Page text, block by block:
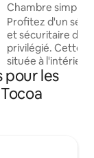
Chambre simple
San Patricio
Profitez d'un
et sécuritaire
privilégié. Cette
située à l'intérieur
dispose d'une
de sécurité 24
tranquillité
pour les